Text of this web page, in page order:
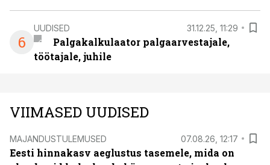
6
UUDISED 31.12.25, 11:29
Palgakalkulaator palgaarvestajale,
töötajale, juhile
VIIMASED UUDISED
MAJANDUSTULEMUSED 07.08.26, 12:17
Eesti hinnakasv aeglustus tasemele, mida on